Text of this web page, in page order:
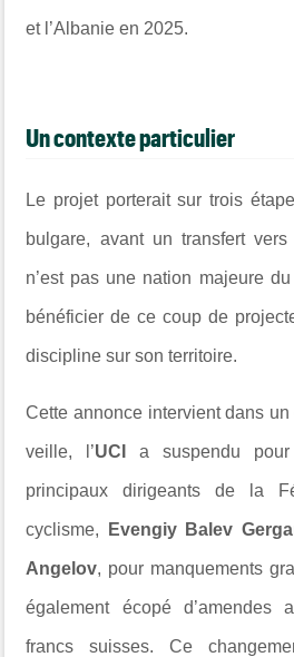
et l’Albanie en 2025.
Un contexte particulier
Le projet porterait sur trois
bulgare, avant un transfert
n’est pas une nation majeure
bénéficier de ce coup de
discipline sur son territoire.
Cette annonce intervient dans
veille, l’UCIa suspendu
principaux dirigeants de la
cyclisme, Evengiy Balev
Angelov, pour manquements
également écopé d’amendes
francs suisses. Ce